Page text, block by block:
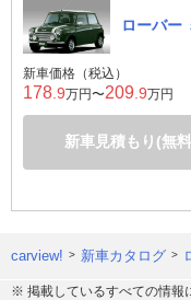
ローバー
新車価格（税込）
178 .9万円〜209 .9万円
新車見積もり(無
carview! 新車カタログ
※ 掲載しているすべての情報